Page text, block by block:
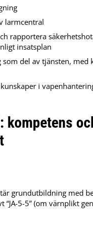
larmcentral
rapportera
insatsplan
som del av tjänsten, med
i
kompetens
grundutbildning med
“JA-5-5” (om värnplikt